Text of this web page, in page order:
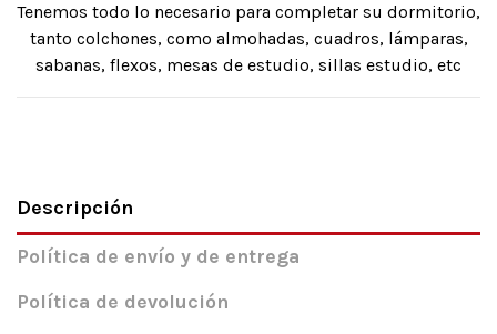
Tenemos todo lo necesario para completar su dormitorio,
tanto colchones, como almohadas, cuadros, lámparas,
sabanas, flexos, mesas de estudio, sillas estudio, etc
Descripción
Política de envío y de entrega
Política de devolución